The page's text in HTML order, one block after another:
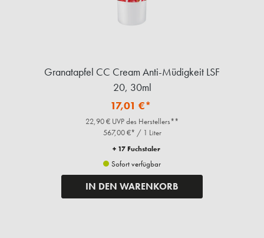
Granatapfel CC Cream Anti-Müdigkeit LSF
20, 30ml
17,01 €*
22,90 € UVP des Herstellers**
567,00 €* / 1 Liter
+ 17 Fuchstaler
Sofort verfügbar
IN DEN WARENKORB